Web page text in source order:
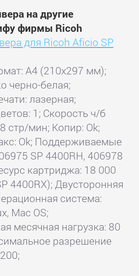
на другие
фирмы Ricoh
для Ricoh Aficio SP
A4 (210x297 мм);
черно-белая;
лазерная;
1; Скорость ч/б
стр/мин; Копир: Ok;
Ok; Поддерживаемые
SP 4400RH, 406978
картриджа: 18 000
4400RX); Двусторонняя
система:
Mac OS;
месячная нагрузка: 80
разрешение